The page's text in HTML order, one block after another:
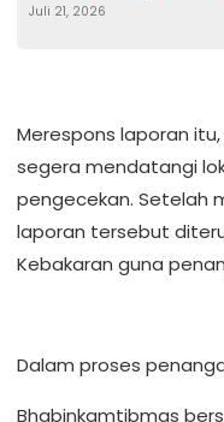
pada Malam Hari
Juli 21, 2026
Merespons laporan
segera mendatangi
pengecekan. Setelah
laporan tersebut
Kebakaran guna
Dalam proses
Bhabinkamtibmas